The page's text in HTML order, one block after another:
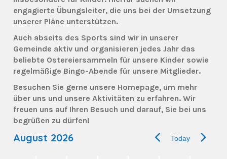
engagierte Übungsleiter, die uns bei der Umsetzung
unserer Pläne unterstützen.
Auch abseits des Sports sind wir in unserer
Gemeinde aktiv und organisieren jedes Jahr das
beliebte Ostereiersammeln für unsere Kinder sowie
regelmäßige Bingo-Abende für unsere Mitglieder.
Besuchen Sie gerne unsere Homepage, um mehr
über uns und unsere Aktivitäten zu erfahren. Wir
freuen uns auf Ihren Besuch und darauf, Sie bei uns
begrüßen zu dürfen!
Today
August 2026